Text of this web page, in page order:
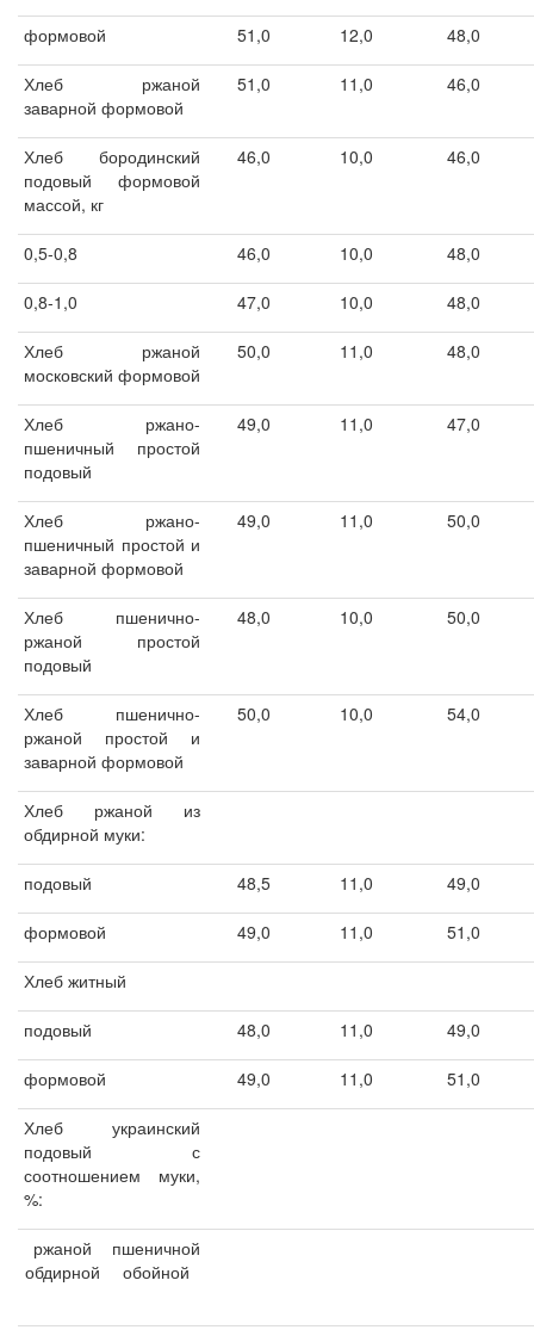
формовой 51,0 12,0 48,0
Хлеб ржаной
заварной формовой
51,0 11,0 46,0
Хлеб бородинский
подовый формовой
массой, кг
46,0 10,0 46,0
0,5-0,8 46,0 10,0 48,0
0,8-1,0 47,0 10,0 48,0
Хлеб ржаной
московский формовой
50,0 11,0 48,0
Хлеб ржано-
пшеничный простой
подовый
49,0 11,0 47,0
Хлеб ржано-
пшеничный простой и
заварной формовой
49,0 11,0 50,0
Хлеб пшенично-
ржаной простой
подовый
48,0 10,0 50,0
Хлеб пшенично-
ржаной простой и
заварной формовой
50,0 10,0 54,0
Хлеб ржаной из
обдирной муки:
подовый 48,5 11,0 49,0
формовой 49,0 11,0 51,0
Хлеб житный
подовый 48,0 11,0 49,0
формовой 49,0 11,0 51,0
Хлеб украинский
подовый с
соотношением муки,
%:
ржаной
обдирной
пшеничной
обойной